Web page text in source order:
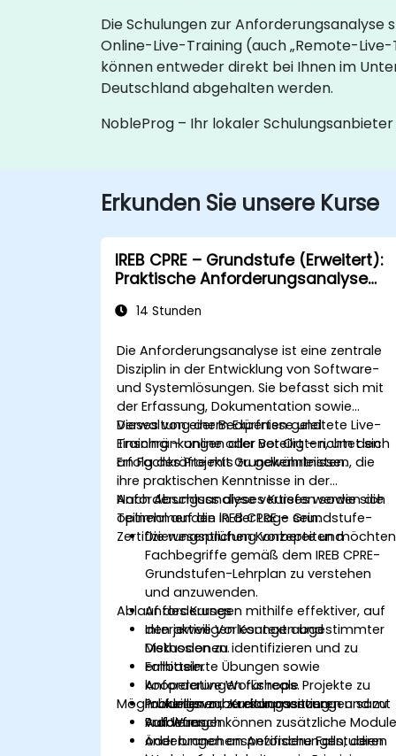
Die Schulungen zur Anforderungsanalyse
Online-Live-Training (auch „Remote-
können entweder direkt bei Ihnen im
Deutschland abgehalten werden.
NobleProg – Ihr lokaler Schulungsanbieter
Erkunden Sie unsere Kurse
IREB CPRE – Grundstufe (Erweitert):
Praktische Anforderungsanalyse
Zertifizierung
14 Stunden
Die Anforderungsanalyse ist eine zentrale
Disziplin in der Entwicklung von Software-
und Systemlösungen. Sie befasst sich mit
der Erfassung, Dokumentation sowie
Verwaltung der Bedürfnisse und
Einschränkungen aller Beteiligten, um den
Erfolg des Projekts zu gewährleisten.
Dieses von einem Experten geleitete Live-
Training – online oder vor Ort – richtet sich
an Fachkräfte mit Grundkenntnissen, die
ihre praktischen Kenntnisse in der
Anforderungsanalyse vertiefen sowie sich
optimal auf die IREB CPRE – Grundstufe-
Zertifizierungsprüfung vorbereiten
Nach Abschluss dieses Kurses werden die
Teilnehmenden in der Lage sein:
Die wesentlichen Konzepte und
Fachbegriffe gemäß dem IREB CPRE-
Grundstufen-Lehrplan zu verstehen
und anzuwenden.
Anforderungen mithilfe effektiver, auf
den jeweiligen Kontext abgestimmter
Methoden zu identifizieren und zu
ermitteln.
Anforderungen für reale Projekte zu
modellieren, zu dokumentieren und zu
validieren.
Änderungen an Anforderungen, deren
Ablauf des Kurses
Interaktive Vorlesungen und
Diskussionen.
Fallbasierte Übungen sowie
kooperative Workshops.
Prüfungsvorbereitungssitzungen samt
Probefragen.
Möglichkeiten zur Kursanpassung
Auf Wunsch können zusätzliche Module
oder branchenspezifische Fallstudien